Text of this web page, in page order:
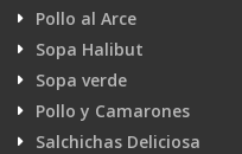
Pollo al Arce
Sopa Halibut
Sopa verde
Pollo y Camarones
Salchichas Deliciosa